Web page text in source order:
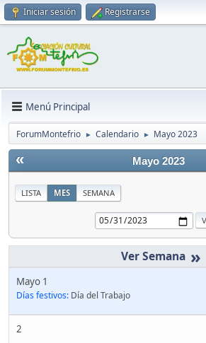
Iniciar sesión Registrarse
Menú Principal
ForumMontefrio ► Calendario ► Mayo 2023
« Mayo 2023
LISTA MES SEMANA
»
Mayo 1
Días festivos: Día del Trabajo
2